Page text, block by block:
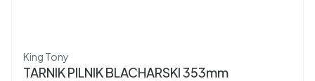
Producent
King Tony
TARNIK PILNIK BLACHARSKI 353mm